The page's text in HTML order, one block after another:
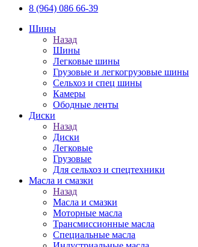
8 (964) 086 66-39
Шины
Назад
Шины
Легковые шины
Грузовые и легкогрузовые шины
Сельхоз и спец шины
Камеры
Ободные ленты
Диски
Назад
Диски
Легковые
Грузовые
Для сельхоз и спецтехники
Масла и смазки
Назад
Масла и смазки
Моторные масла
Трансмиссионные масла
Специальные масла